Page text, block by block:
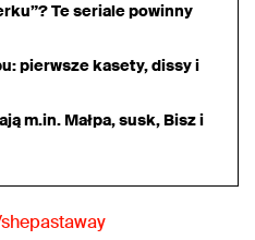
Te seriale powinny
pierwsze kasety, dissy i
m.in. Małpa, susk, Bisz i